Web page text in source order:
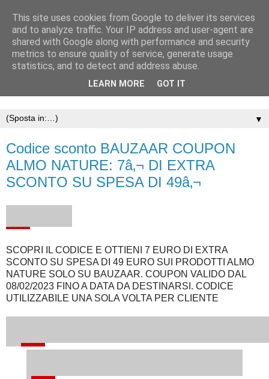
▼
Codice sconto BAUZAAR COUPON
ALMO NATURE: 7â‚¬ DI EXTRA
SCONTO SU SPESA DI 49â‚¬
SCOPRI IL CODICE E OTTIENI 7 EURO DI EXTRA
SCONTO SU SPESA DI 49 EURO SUI PRODOTTI ALMO
NATURE SOLO SU BAUZAAR. COUPON VALIDO DAL
08/02/2023 FINO A DATA DA DESTINARSI. CODICE
UTILIZZABILE UNA SOLA VOLTA PER CLIENTE
This site uses cookies from Google to deliver its services
and to analyze traffic. Your IP address and user-agent are
shared with Google along with performance and security
metrics to ensure quality of service, generate usage
statistics, and to detect and address abuse.
LEARN MORE GOT IT